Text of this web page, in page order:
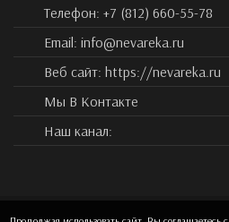
Телефон: +7 (812) 660-55-78
Email: info@nevareka.ru
Веб сайт: https://nevareka.ru
Мы В Контакте
Наш канал: